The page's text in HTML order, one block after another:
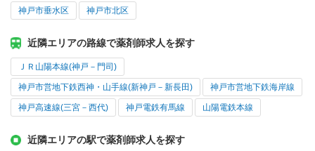
神戸市垂水区 神戸市北区
近隣エリアの路線で薬剤師求人を探す
ＪＲ山陽本線(神戸－門司)
神戸市営地下鉄西神・山手線(新神戸－新長田) 神戸市営地下鉄海岸線
神戸高速線(三宮－西代) 神戸電鉄有馬線 山陽電鉄本線
近隣エリアの駅で薬剤師求人を探す